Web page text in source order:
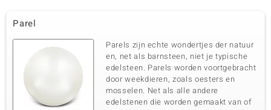
Parel
Parels zijn echte wondertjes der natuur
en, net als barnsteen, niet je typische
edelsteen. Parels worden voortgebracht
door weekdieren, zoals oesters en
mosselen. Net als alle andere
edelstenen die worden gemaakt van of